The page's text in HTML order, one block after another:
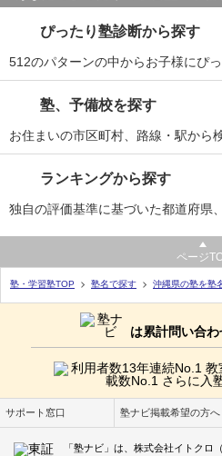
ぴったり塾診断から探す
512のパターンの中からお子様にぴ
塾、予備校を探す
お住まいの市区町村、路線・駅から
ランキングから探す
独自の評価基準に基づいた都道府県
ページ
塾・学習塾TOP 塾名で探す 沖縄県の塾を塾
は累計問い合
サポート窓口 塾ナビ掲載希望の方へ
「塾ナビ」は、株式会社イトクロ